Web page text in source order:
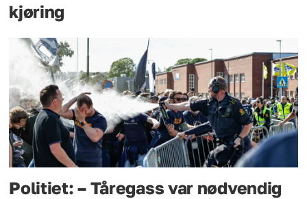
kjøring
Politiet: – Tåregass var nødvendig